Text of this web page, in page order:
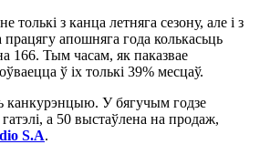
толькі з канца летняга сезону, але і з
апошняга года колькасьць
166. Тым часам, як паказвае
ў іх толькі 39% месцаў.
канкурэнцыю. У бягучым годзе
а 50 выстаўлена на продаж,
S.A.